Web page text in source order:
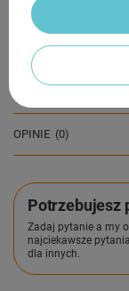
OPIS
SZCZEGÓŁOWE DANE
OPINIE (0)
Potrzebujesz
Zadaj pytanie a my
najciekawsze
dla innych.